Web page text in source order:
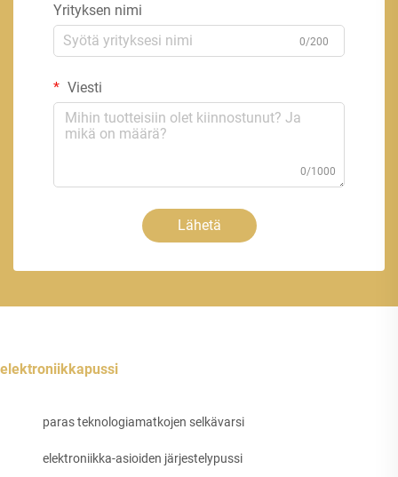
Yrityksen nimi
0/200
Viesti
0/1000
Lähetä
elektroniikkapussi
paras teknologiamatkojen selkävarsi
elektroniikka-asioiden järjestelypussi